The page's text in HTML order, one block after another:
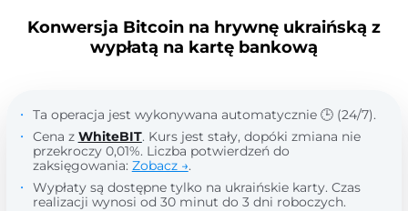
Konwersja Bitcoin na hrywnę ukraińską z
wypłatą na kartę bankową
Ta operacja jest wykonywana automatycznie 🕒 (24/7).
Cena z WhiteBIT. Kurs jest stały, dopóki zmiana nie
przekroczy 0,01%. Liczba potwierdzeń do
zaksięgowania: Zobacz →.
Wypłaty są dostępne tylko na ukraińskie karty. Czas
realizacji wynosi od 30 minut do 3 dni roboczych.